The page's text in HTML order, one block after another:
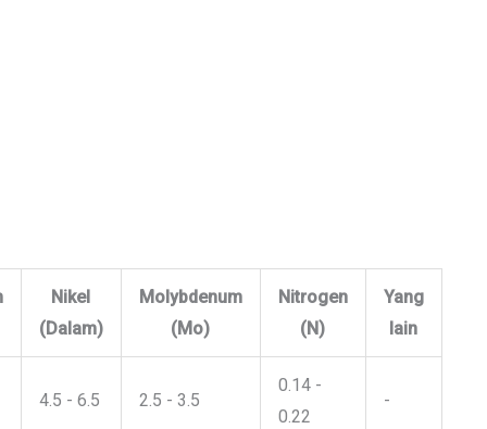
Nikel
(Dalam)
Molybdenum
(Mo)
Nitrogen
(N)
Yang
lain
4.5 - 6.5 2.5 - 3.5
0.14 -
0.22
-